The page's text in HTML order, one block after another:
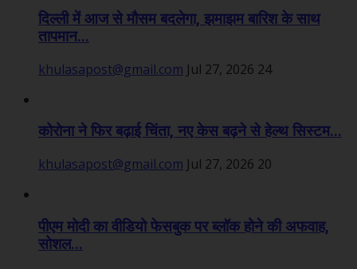
दिल्ली में आज से मौसम बदलेगा, झमाझम बारिश के साथ
तापमान...
khulasapost@gmail.com Jul 27, 2026 24
कोरोना ने फिर बढ़ाई चिंता, नए केस बढ़ने से हेल्थ सिस्टम...
khulasapost@gmail.com Jul 27, 2026 20
पीएम मोदी का वीडियो फेसबुक पर ब्लॉक होने की अफवाह,
सोशल...